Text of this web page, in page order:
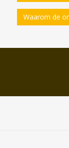
Waarom de